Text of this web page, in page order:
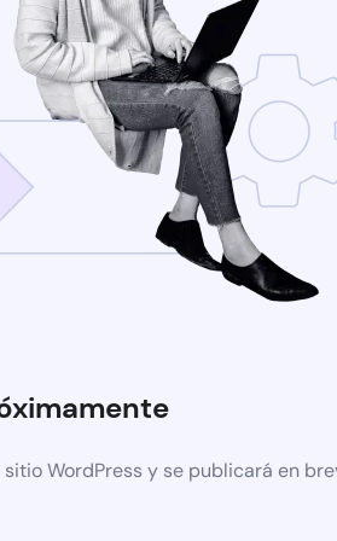
WordPress y se publicará en